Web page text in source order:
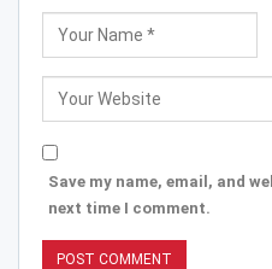
Save my name, email, and
next time I comment.